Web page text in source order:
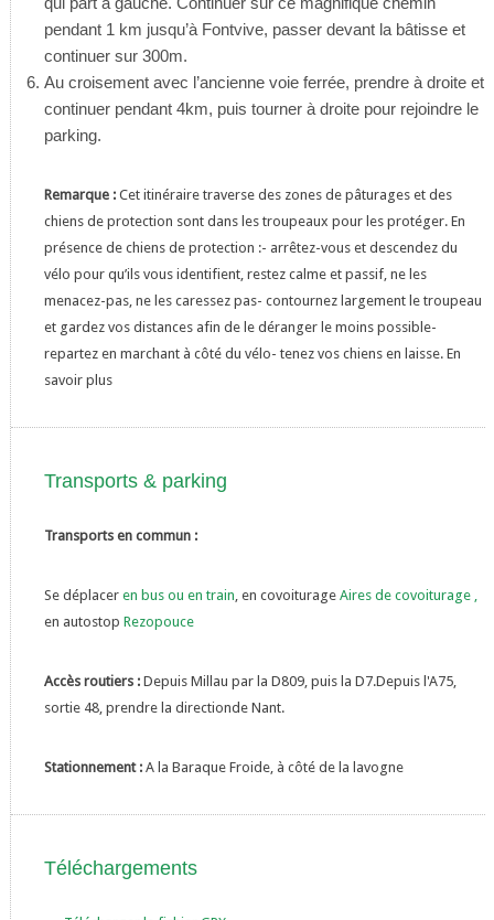
pendant 1 km jusqu’à Fontvive, passer devant la bâtisse et
continuer sur 300m.
Au croisement avec l’ancienne voie ferrée, prendre à droite et
continuer pendant 4km, puis tourner à droite pour rejoindre le
parking.
Remarque : Cet itinéraire traverse des zones de pâturages et des
chiens de protection sont dans les troupeaux pour les protéger. En
présence de chiens de protection :- arrêtez-vous et descendez du
vélo pour qu’ils vous identifient, restez calme et passif, ne les
menacez-pas, ne les caressez pas- contournez largement le troupeau
et gardez vos distances afin de le déranger le moins possible-
repartez en marchant à côté du vélo- tenez vos chiens en laisse. En
savoir plus
Transports & parking
Transports en commun :
Se déplacer en bus ou en train, en covoiturage Aires de covoiturage,
en autostop Rezopouce
Accès routiers : Depuis Millau par la D809, puis la D7.Depuis l'A75,
sortie 48, prendre la directionde Nant.
Stationnement : A la Baraque Froide, à côté de la lavogne
Téléchargements